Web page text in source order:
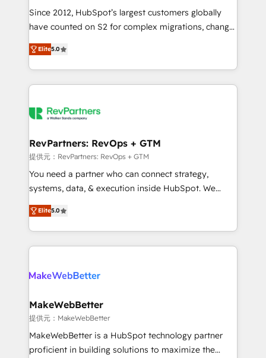
future.” Others agree it is proof of trust built through
measurable impact.
Since 2012, HubSpot’s largest customers globally
have counted on S2 for complex migrations, change
management, systems integration, and creative
solutions that deliver measurable impact and
transform brand experiences As one of the few full-
service creative agencies in the HubSpot
winning design to build scalable, globally
marketing campaigns, & RevOps frameworks that
fuel long-term success We connect the entire
customer lifecycle through seamless integrations,
ensure long-term adoption with change-
and service to drive sustainable growth With 6 key
HubSpot accreditations and experience across
Elite5.0
RevPartners: RevOps + GTM
提供元：RevPartners: RevOps + GTM
You need a partner who can connect strategy,
systems, data, & execution inside HubSpot. We
bridge the gap where most agencies fall short by
combining GTM strategy with technical execution to
solve the right problem with the right solution. As the
only firm in the world to hold Elite Partner
clients gain a unique advantage in CRM architecture,
market execution. Why B2B Businesses Choose RP: -
Secure: Soc2 compliant 🛡️ - Pricing: Implementations
starting at $1,5k 💵 - Speed: Launch in 14 days ⚡ -
Global: 75+ RPers across five continents 🌐 - Scale:
Elite5.0
MakeWebBetter
提供元：MakeWebBetter
MakeWebBetter is a HubSpot technology partner
proficient in building solutions to maximize the